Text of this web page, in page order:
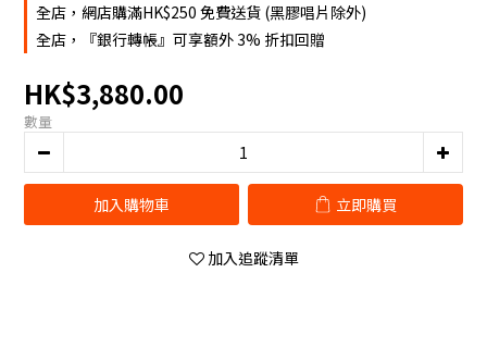
全店，網店購滿HK$250 免費送貨 (黑膠唱片除外)
全店，『銀行轉帳』可享額外 3% 折扣回贈
HK$3,880.00
數量
加入購物車 立即購買
加入追蹤清單